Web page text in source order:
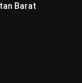
Barat